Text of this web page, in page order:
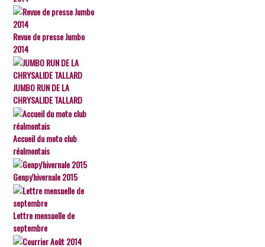
Revue de presse Jumbo
2014
JUMBO RUN DE LA
CHRYSALIDE TALLARD
Accueil du moto club
réalmontais
Genpy'hivernale 2015
Lettre mensuelle de
septembre